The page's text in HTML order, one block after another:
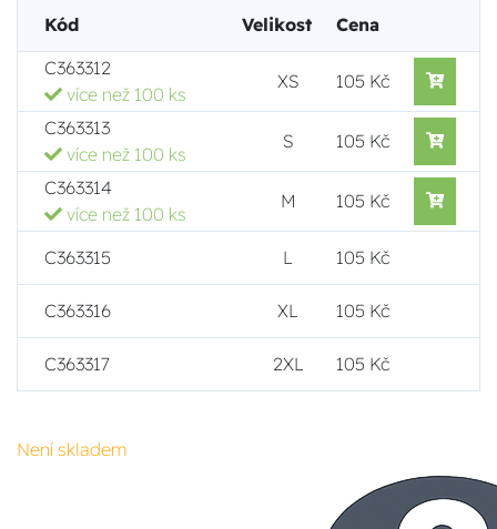
Kód Velikost
Cena
C363312
více než 100 ks
XS 105 Kč
C363313
více než 100 ks
S 105 Kč
C363314
více než 100 ks
M 105 Kč
C363315 L 105 Kč
C363316 XL 105 Kč
C363317 2XL 105 Kč
Není skladem